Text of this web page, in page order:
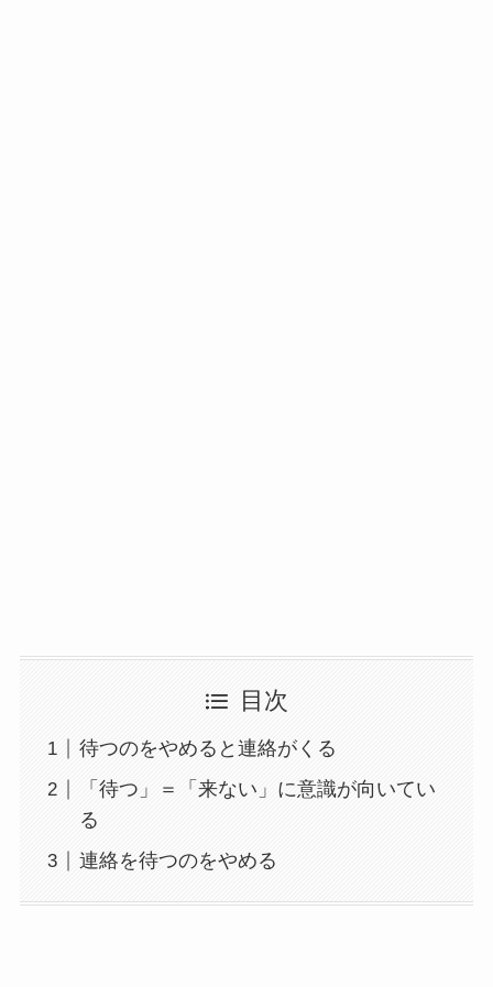
目次
待つのをやめると連絡がくる
「待つ」＝「来ない」に意識が向いてい
る
連絡を待つのをやめる